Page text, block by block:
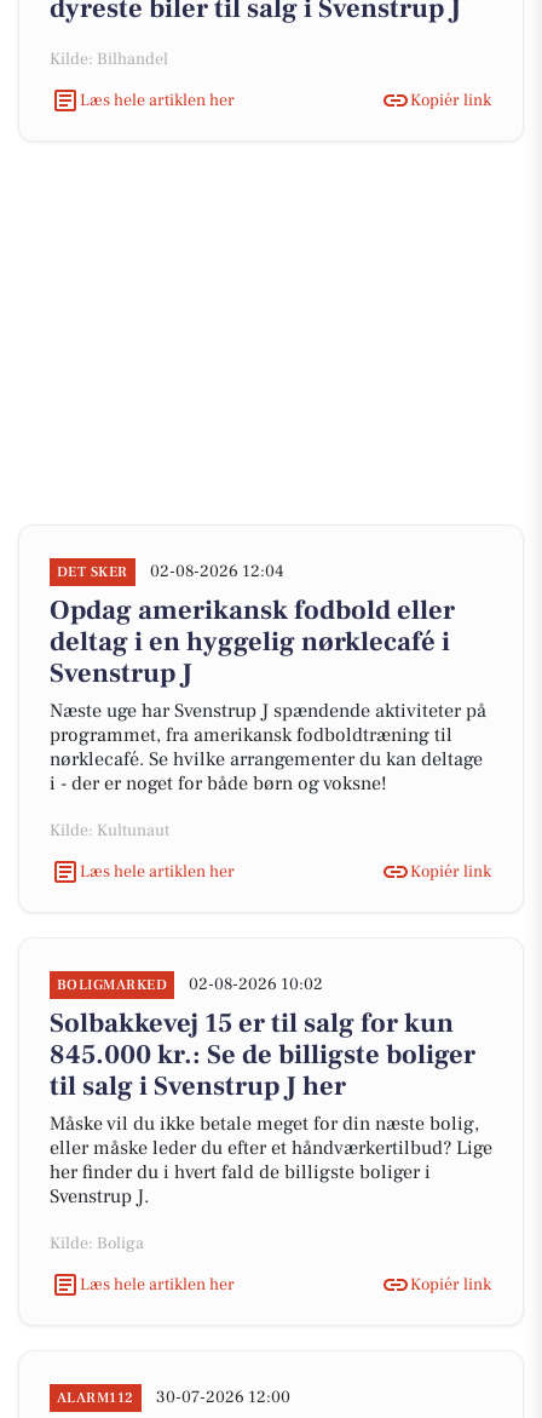
dyreste biler til salg i Svenstrup J
Kilde: Bilhandel
Læs hele artiklen her
Kopiér link
DET SKER 02-08-2026 12:04
Opdag amerikansk fodbold eller
deltag i en hyggelig nørklecafé i
Svenstrup J
Næste uge har Svenstrup J spændende aktiviteter på
programmet, fra amerikansk fodboldtræning til
nørklecafé. Se hvilke arrangementer du kan deltage
i - der er noget for både børn og voksne!
Kilde: Kultunaut
Læs hele artiklen her
Kopiér link
BOLIGMARKED 02-08-2026 10:02
Solbakkevej 15 er til salg for kun
845.000 kr.: Se de billigste boliger
til salg i Svenstrup J her
Måske vil du ikke betale meget for din næste bolig,
eller måske leder du efter et håndværkertilbud? Lige
her finder du i hvert fald de billigste boliger i
Svenstrup J.
Kilde: Boliga
Læs hele artiklen her
Kopiér link
ALARM112 30-07-2026 12:00